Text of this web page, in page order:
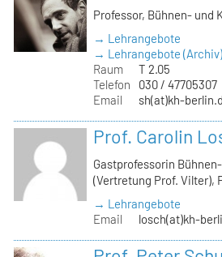
Professor, Bühnen- und
→ Lehrangebote
→ Lehrangebote (Archiv)
Raum
T 2.05
Telefon
030 / 47705307
Email
sh(at)kh-
Prof. Carolin
Gastprofessorin
(Vertretung Prof. Vilter),
→ Lehrangebote
Email
losch(at)kh-